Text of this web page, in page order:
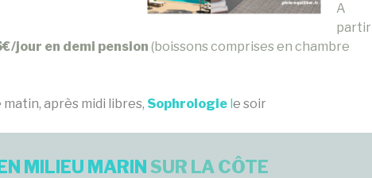
A
partir
jour en demi pension (boissons comprises en chambre
matin, après midi libres, Sophrologie e soir
MILIEU MARIN SUR LA CÔTE